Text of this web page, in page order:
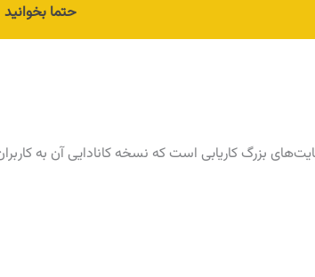
حتما بخوانید